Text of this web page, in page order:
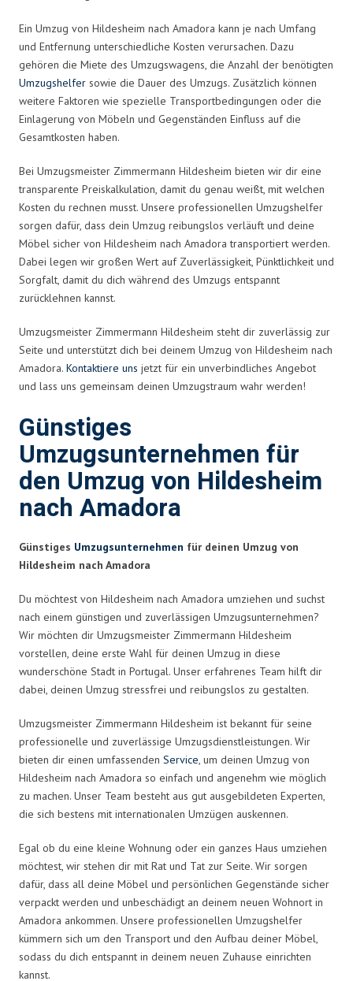
Ein Umzug von Hildesheim nach Amadora kann je nach Umfang
und Entfernung unterschiedliche Kosten verursachen. Dazu
gehören die Miete des Umzugswagens, die Anzahl der benötigten
Umzugshelfer sowie die Dauer des Umzugs. Zusätzlich können
weitere Faktoren wie spezielle Transportbedingungen oder die
Einlagerung von Möbeln und Gegenständen Einfluss auf die
Gesamtkosten haben.
Bei Umzugsmeister Zimmermann Hildesheim bieten wir dir eine
transparente Preiskalkulation, damit du genau weißt, mit welchen
Kosten du rechnen musst. Unsere professionellen Umzugshelfer
sorgen dafür, dass dein Umzug reibungslos verläuft und deine
Möbel sicher von Hildesheim nach Amadora transportiert werden.
Dabei legen wir großen Wert auf Zuverlässigkeit, Pünktlichkeit und
Sorgfalt, damit du dich während des Umzugs entspannt
zurücklehnen kannst.
Umzugsmeister Zimmermann Hildesheim steht dir zuverlässig zur
Seite und unterstützt dich bei deinem Umzug von Hildesheim nach
Amadora. Kontaktiere uns jetzt für ein unverbindliches Angebot
und lass uns gemeinsam deinen Umzugstraum wahr werden!
Günstiges
Umzugsunternehmen für
den Umzug von Hildesheim
nach Amadora
Günstiges Umzugsunternehmen für deinen Umzug von
Hildesheim nach Amadora
Du möchtest von Hildesheim nach Amadora umziehen und suchst
nach einem günstigen und zuverlässigen Umzugsunternehmen?
Wir möchten dir Umzugsmeister Zimmermann Hildesheim
vorstellen, deine erste Wahl für deinen Umzug in diese
wunderschöne Stadt in Portugal. Unser erfahrenes Team hilft dir
dabei, deinen Umzug stressfrei und reibungslos zu gestalten.
Umzugsmeister Zimmermann Hildesheim ist bekannt für seine
professionelle und zuverlässige Umzugsdienstleistungen. Wir
bieten dir einen umfassenden Service, um deinen Umzug von
Hildesheim nach Amadora so einfach und angenehm wie möglich
zu machen. Unser Team besteht aus gut ausgebildeten Experten,
die sich bestens mit internationalen Umzügen auskennen.
Egal ob du eine kleine Wohnung oder ein ganzes Haus umziehen
möchtest, wir stehen dir mit Rat und Tat zur Seite. Wir sorgen
dafür, dass all deine Möbel und persönlichen Gegenstände sicher
verpackt werden und unbeschädigt an deinem neuen Wohnort in
Amadora ankommen. Unsere professionellen Umzugshelfer
kümmern sich um den Transport und den Aufbau deiner Möbel,
sodass du dich entspannt in deinem neuen Zuhause einrichten
kannst.